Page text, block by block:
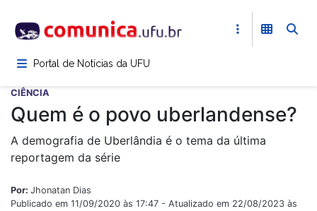
para
conteúdoPortal de Notícias da UFU
CIÊNCIA
Quem é o povo uberlandense?
A demografia de Uberlândia é o tema da última
reportagem da série
Por: Jhonatan Dias
Publicado em 11/09/2020 às 17:47 - Atualizado em 22/08/2023 às